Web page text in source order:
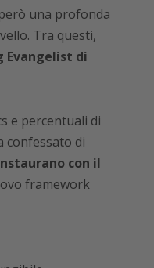
una profonda
Tra questi,
di
e percentuali di
confessato di
con il
framework